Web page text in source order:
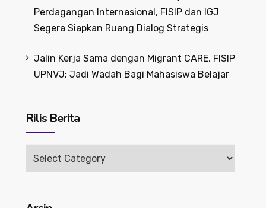
Perdagangan Internasional, FISIP dan IGJ
Segera Siapkan Ruang Dialog Strategis
Jalin Kerja Sama dengan Migrant CARE, FISIP
UPNVJ: Jadi Wadah Bagi Mahasiswa Belajar
Rilis Berita
Rilis